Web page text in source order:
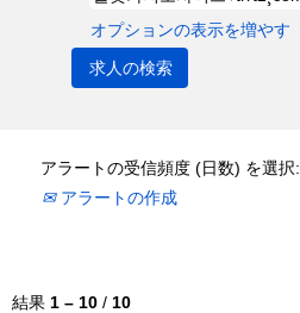
オプションの表示を増やす
アラートの受信頻度 (日数) を選択:
アラートの作成
結果 1 – 10 / 10